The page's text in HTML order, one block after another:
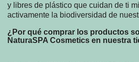
y libres de plástico que cuidan de ti
activamente la biodiversidad de
¿Por qué comprar los productos
NaturaSPA Cosmetics en nuestra